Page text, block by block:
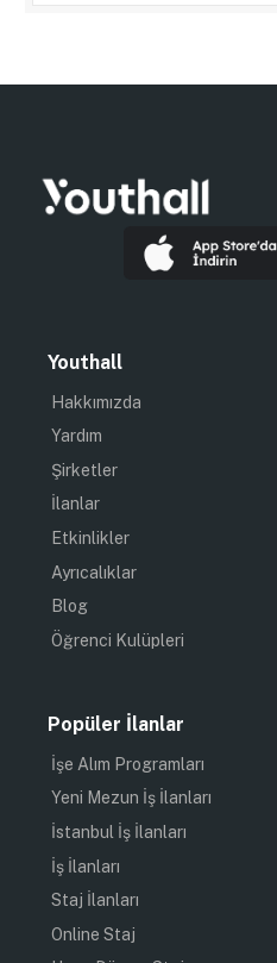
Youthall
Hakkımızda
Yardım
Şirketler
İlanlar
Etkinlikler
Ayrıcalıklar
Blog
Öğrenci Kulüpleri
Popüler İlanlar
İşe Alım Programları
Yeni Mezun İş İlanları
İstanbul İş İlanları
İş İlanları
Staj İlanları
Online Staj